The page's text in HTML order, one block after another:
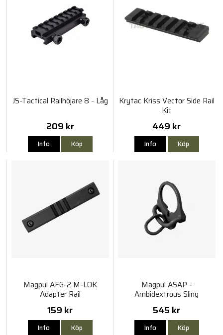
JS-Tactical Railhöjare 8 - Låg
209 kr
Info Köp
Krytac Kriss Vector Side Rail
Kit
449 kr
Info Köp
Magpul AFG-2 M-LOK
Adapter Rail
159 kr
Info Köp
Magpul ASAP -
Ambidextrous Sling
Attachment Point
545 kr
Info Köp